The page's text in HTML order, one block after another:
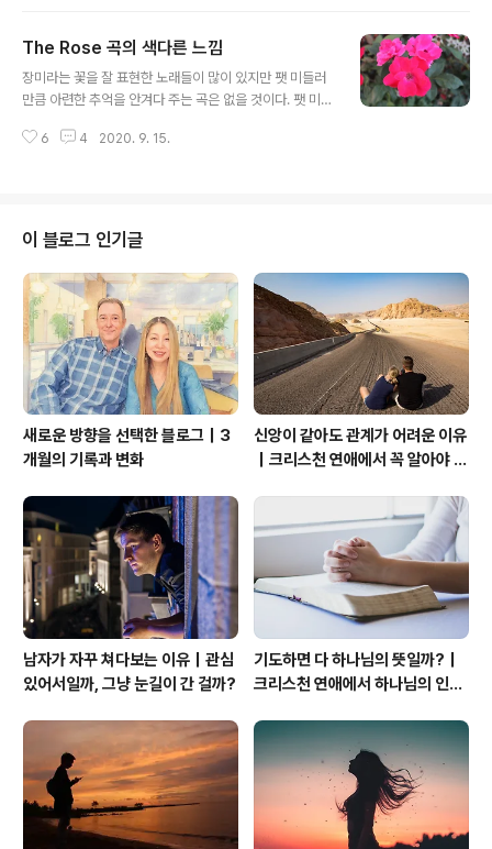
로 사람을 패게?" 의외로 감독은 이런 모습이 더 마음에 든
다고 하면서 다음 장면을 어떻게 할 것이냐고 묻자, 밧줄을
풀어주고 주먹으로 때리겠다고 한다. 그때 그의 생각이 마
왜 배우가 되고 싶었는지에 대한 해답을 알려주는 메시지
The Rose 곡의 색다른 느낌
장미라는 꽃을 잘 표현한 노래들이 많이 있지만 팻 미들러
만큼 아련한 추억을 안겨다 주는 곡은 없을 것이다. 팻 미들
래었다. 하지만 이의 곡은 아만다 맥브룸이 1977-1978년
는 음악이라는 설도 전해진다. "The Rose" 사운드트랙
앨범의 두 번째 싱글로 발매된 "The Rose"는 캐시 박스
탑 100에서 1위를 기록했고 빌보드 핫 100 차트 3위로 정
점을 나타냈다. 게다가, 그것은 5주 연속 성인 컨템퍼러리
차트에서 1위를 영광을 누렸다. 이 싱글은 RIAA에 의해 미
국에..
6 4 2020. 9. 15.
이 블로그 인기글
새로운 방향을 선택한 블로그｜3
개월의 기록과 변화
신앙이 같아도 관계가 어려운 이유
｜크리스천 연애에서 꼭 알아야 할
남자가 자꾸 쳐다보는 이유｜관심
있어서일까, 그냥 눈길이 간 걸까?
기도하면 다 하나님의 뜻일까?｜
크리스천 연애에서 하나님의 인도